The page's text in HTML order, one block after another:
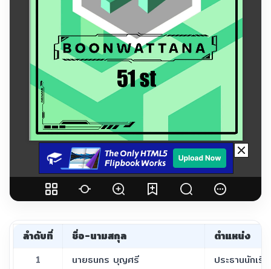
ลำดับที่ ชื่อ-นามสกุล ตำแหน่ง
1 นายธนกร บุญศรี
ประธานนักเรี